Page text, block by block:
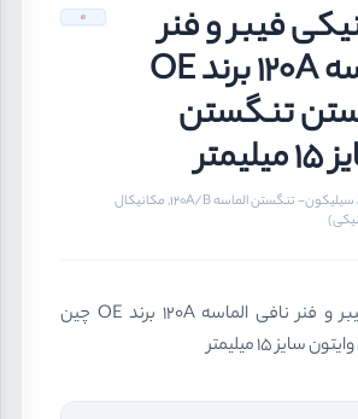
فیبر و فنر
نافی الماسه 120A برند OE
تنگستن
(مکانیکال سیل استیل سیلیکون- تنگستن الماسه 120A/B, مکانیکال
سیل مکانیکی فیبر و فنر نافی الماسه 120A برند OE چین
15 میلیمتر